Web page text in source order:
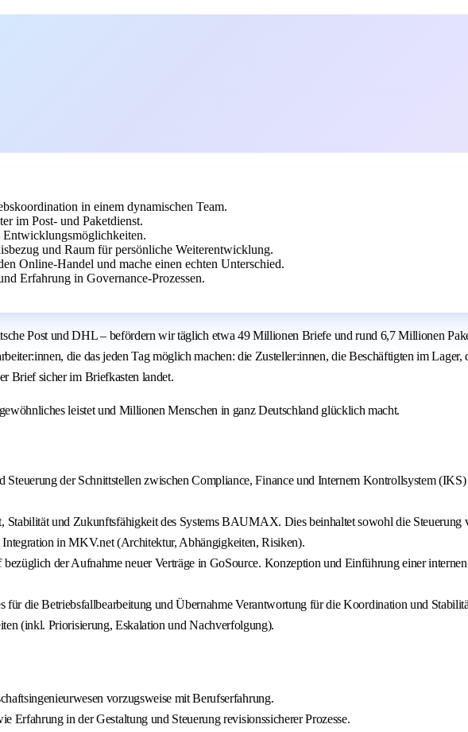
in einem dynamischen Team.
im Post- und Paketdienst.
und Raum für persönliche Weiterentwicklung.
Online-Handel und mache einen echten Unterschied.
Erfahrung in Governance-Prozessen.
Post und DHL – befördern wir täglich etwa 49 Millionen Briefe und rund 6,7 Millionen
die das jeden Tag möglich machen: die Zusteller:innen, die Beschäftigten im
Brief sicher im Briefkasten landet.
leistet und Millionen Menschen in ganz Deutschland glücklich macht.
Steuerung der Schnittstellen zwischen Compliance, Finance und Internem Kontrollsystem
Stabilität und Zukunftsfähigkeit des Systems BAUMAX. Dies beinhaltet sowohl die Steuerung
in MKV.net (Architektur, Abhängigkeiten, Risiken).
der Aufnahme neuer Verträge in GoSource. Konzeption und Einführung einer
für die Betriebsfallbearbeitung und Übernahme Verantwortung für die Koordination und
(inkl. Priorisierung, Eskalation und Nachverfolgung).
vorzugsweise mit Berufserfahrung.
Erfahrung in der Gestaltung und Steuerung revisionssicherer Prozesse.